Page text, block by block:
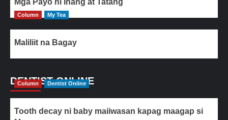
Mga Payo ni Inang at Tatang
Column My Tea
Maliliit na Bagay
DENTIST ONLINE
Column Dentist Online
Tooth decay ni baby maiiwasan kapag maagap si